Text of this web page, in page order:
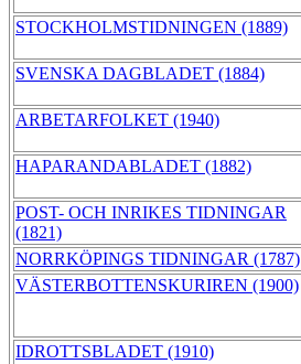
STOCKHOLMSTIDNINGEN (1889)
SVENSKA DAGBLADET (1884)
ARBETARFOLKET (1940)
HAPARANDABLADET (1882)
POST- OCH INRIKES TIDNINGAR
(1821)
NORRKÖPINGS TIDNINGAR (1787)
VÄSTERBOTTENSKURIREN (1900)
IDROTTSBLADET (1910)